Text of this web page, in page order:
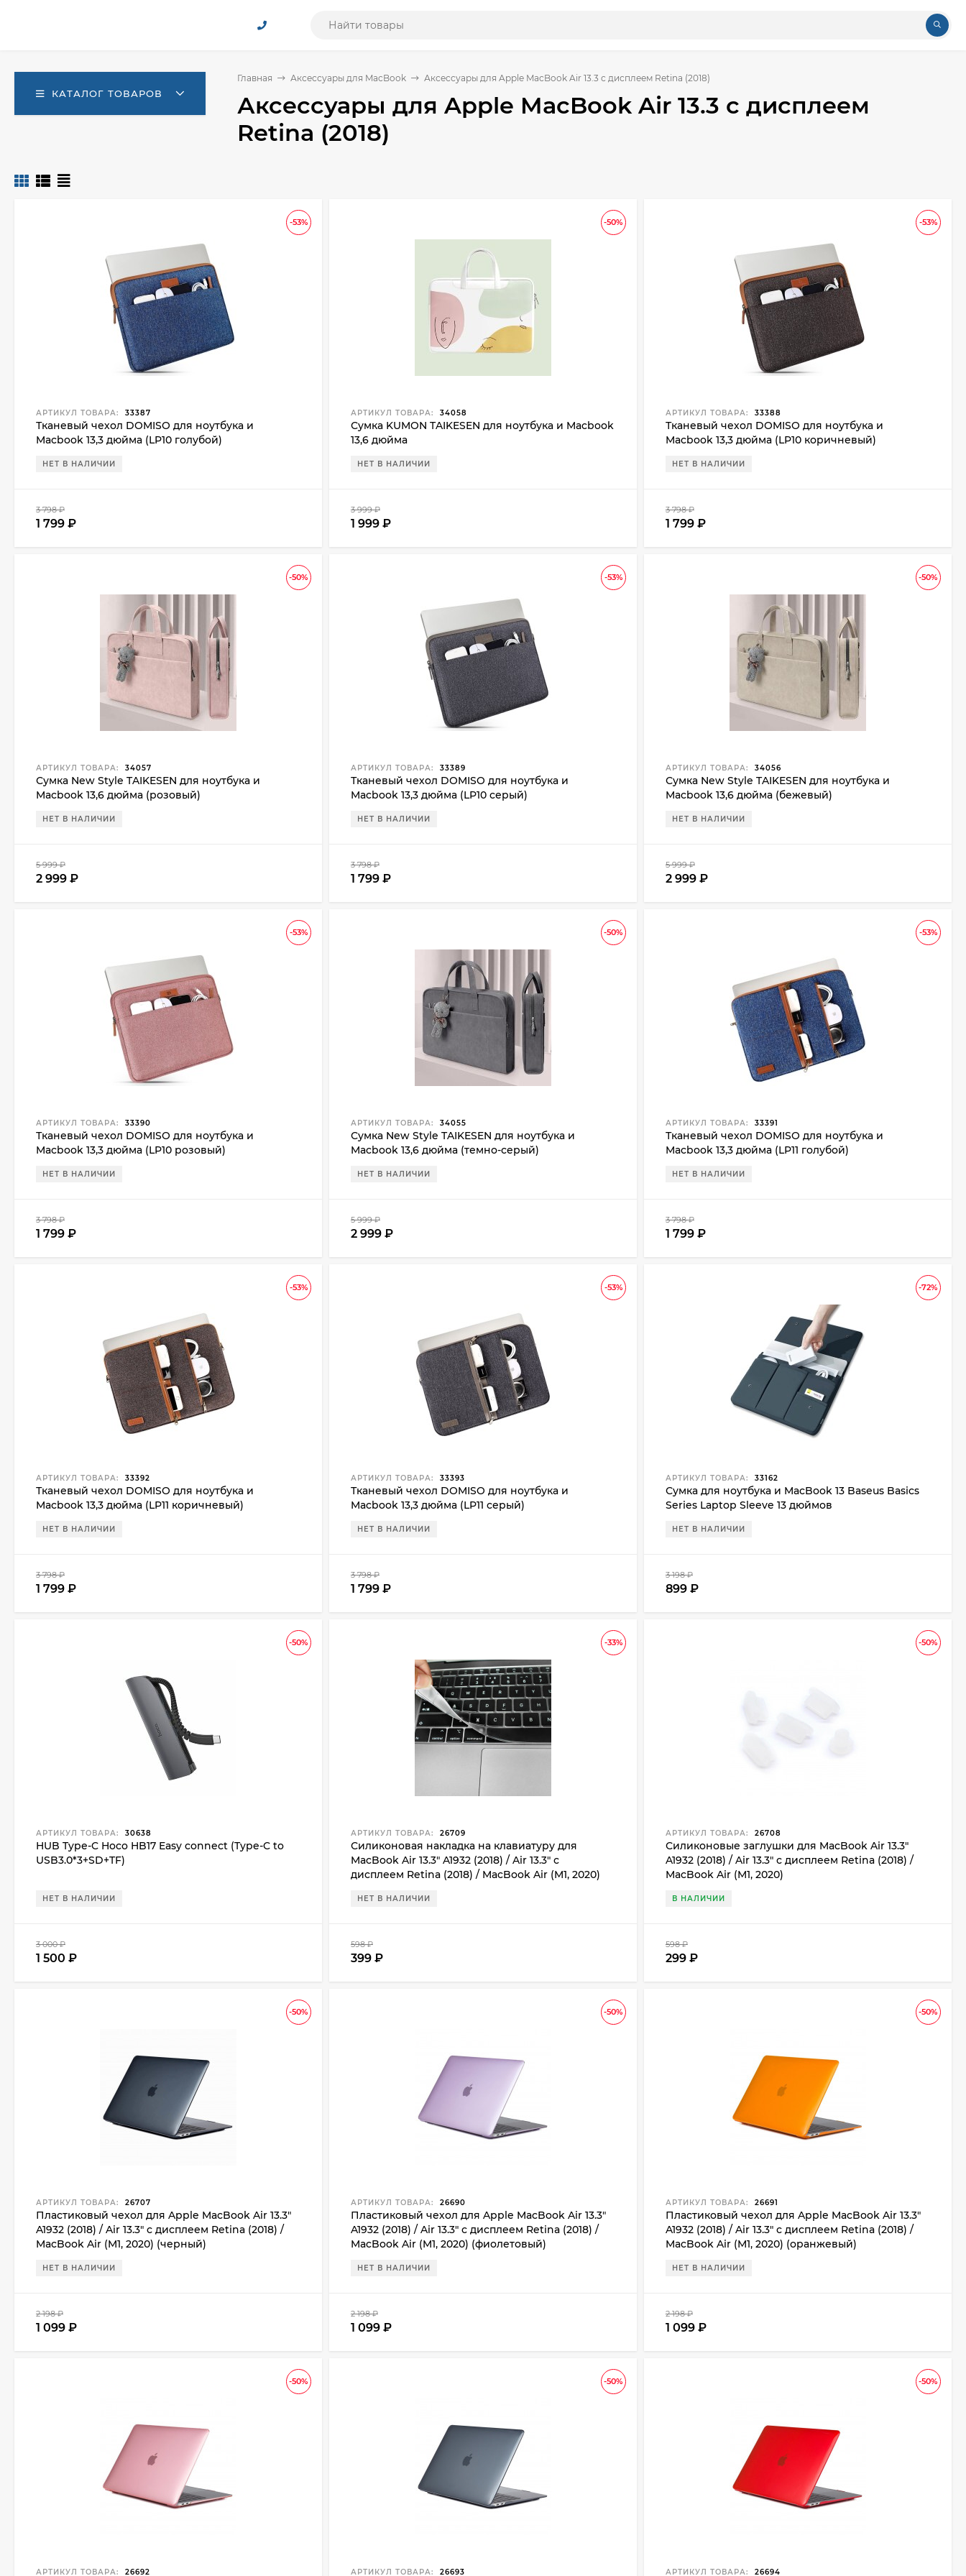
КАТАЛОГ ТОВАРОВ
Главная Аксессуары для MacBook Аксессуары для Apple MacBook Air 13.3 с дисплеем Retina (2018)
Аксессуары для Apple MacBook Air 13.3 с дисплеем
Retina (2018)
-53%
АРТИКУЛ ТОВАРА: 33387
Тканевый чехол DOMISO для ноутбука и
Macbook 13,3 дюйма (LP10 голубой)
НЕТ В НАЛИЧИИ
3 798₽
1 799 ₽
-50%
АРТИКУЛ ТОВАРА: 34058
Сумка KUMON TAIKESEN для ноутбука и Macbook
13,6 дюйма
НЕТ В НАЛИЧИИ
3 999₽
1 999 ₽
-53%
АРТИКУЛ ТОВАРА: 33388
Тканевый чехол DOMISO для ноутбука и
Macbook 13,3 дюйма (LP10 коричневый)
НЕТ В НАЛИЧИИ
3 798₽
1 799 ₽
-50%
АРТИКУЛ ТОВАРА: 34057
Сумка New Style TAIKESEN для ноутбука и
Macbook 13,6 дюйма (розовый)
НЕТ В НАЛИЧИИ
5 999₽
2 999 ₽
-53%
АРТИКУЛ ТОВАРА: 33389
Тканевый чехол DOMISO для ноутбука и
Macbook 13,3 дюйма (LP10 серый)
НЕТ В НАЛИЧИИ
3 798₽
1 799 ₽
-50%
АРТИКУЛ ТОВАРА: 34056
Сумка New Style TAIKESEN для ноутбука и
Macbook 13,6 дюйма (бежевый)
НЕТ В НАЛИЧИИ
5 999₽
2 999 ₽
-53%
АРТИКУЛ ТОВАРА: 33390
Тканевый чехол DOMISO для ноутбука и
Macbook 13,3 дюйма (LP10 розовый)
НЕТ В НАЛИЧИИ
3 798₽
1 799 ₽
-50%
АРТИКУЛ ТОВАРА: 34055
Сумка New Style TAIKESEN для ноутбука и
Macbook 13,6 дюйма (темно-серый)
НЕТ В НАЛИЧИИ
5 999₽
2 999 ₽
-53%
АРТИКУЛ ТОВАРА: 33391
Тканевый чехол DOMISO для ноутбука и
Macbook 13,3 дюйма (LP11 голубой)
НЕТ В НАЛИЧИИ
3 798₽
1 799 ₽
-53%
АРТИКУЛ ТОВАРА: 33392
Тканевый чехол DOMISO для ноутбука и
Macbook 13,3 дюйма (LP11 коричневый)
НЕТ В НАЛИЧИИ
3 798₽
1 799 ₽
-53%
АРТИКУЛ ТОВАРА: 33393
Тканевый чехол DOMISO для ноутбука и
Macbook 13,3 дюйма (LP11 серый)
НЕТ В НАЛИЧИИ
3 798₽
1 799 ₽
-72%
АРТИКУЛ ТОВАРА: 33162
Сумка для ноутбука и MacBook 13 Baseus Basics
Series Laptop Sleeve 13 дюймов
НЕТ В НАЛИЧИИ
3 198₽
899 ₽
-50%
АРТИКУЛ ТОВАРА: 30638
HUB Type-C Hoco HB17 Easy connect (Type-C to
USB3.0*3+SD+TF)
НЕТ В НАЛИЧИИ
3 000₽
1 500 ₽
-33%
АРТИКУЛ ТОВАРА: 26709
Силиконовая накладка на клавиатуру для
MacBook Air 13.3" A1932 (2018) / Air 13.3" с
дисплеем Retina (2018) / MacBook Air (M1, 2020)
НЕТ В НАЛИЧИИ
598₽
399 ₽
-50%
АРТИКУЛ ТОВАРА: 26708
Силиконовые заглушки для MacBook Air 13.3"
A1932 (2018) / Air 13.3" с дисплеем Retina (2018) /
MacBook Air (M1, 2020)
В НАЛИЧИИ
598₽
299 ₽
-50%
АРТИКУЛ ТОВАРА: 26707
Пластиковый чехол для Apple MacBook Air 13.3"
A1932 (2018) / Air 13.3" с дисплеем Retina (2018) /
MacBook Air (M1, 2020) (черный)
НЕТ В НАЛИЧИИ
2 198₽
1 099 ₽
-50%
АРТИКУЛ ТОВАРА: 26690
Пластиковый чехол для Apple MacBook Air 13.3"
A1932 (2018) / Air 13.3" с дисплеем Retina (2018) /
MacBook Air (M1, 2020) (фиолетовый)
НЕТ В НАЛИЧИИ
2 198₽
1 099 ₽
-50%
АРТИКУЛ ТОВАРА: 26691
Пластиковый чехол для Apple MacBook Air 13.3"
A1932 (2018) / Air 13.3" с дисплеем Retina (2018) /
MacBook Air (M1, 2020) (оранжевый)
НЕТ В НАЛИЧИИ
2 198₽
1 099 ₽
-50%
АРТИКУЛ ТОВАРА: 26692
-50%
АРТИКУЛ ТОВАРА: 26693
-50%
АРТИКУЛ ТОВАРА: 26694